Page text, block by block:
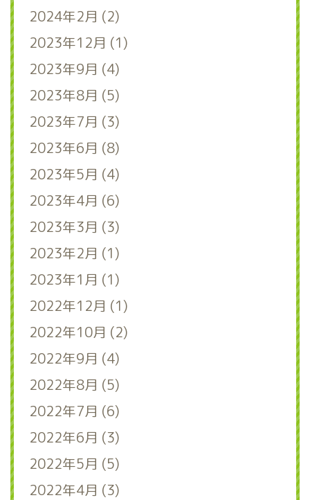
2024年2月 (2)
2023年12月 (1)
2023年9月 (4)
2023年8月 (5)
2023年7月 (3)
2023年6月 (8)
2023年5月 (4)
2023年4月 (6)
2023年3月 (3)
2023年2月 (1)
2023年1月 (1)
2022年12月 (1)
2022年10月 (2)
2022年9月 (4)
2022年8月 (5)
2022年7月 (6)
2022年6月 (3)
2022年5月 (5)
2022年4月 (3)